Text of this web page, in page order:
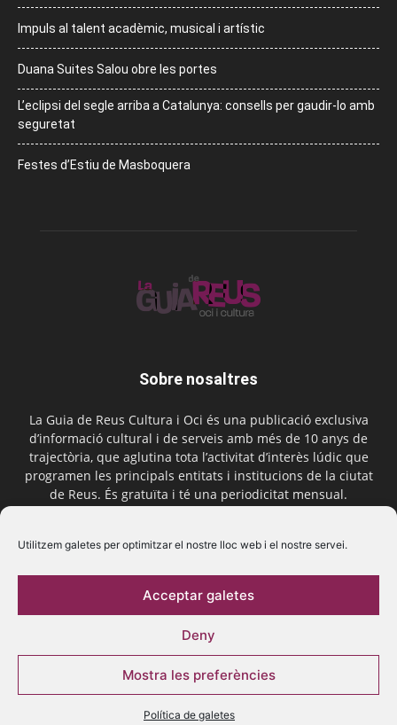
Utilitzem galetes per optimitzar el nostre lloc web i el nostre servei.
Acceptar galetes
Deny
Mostra les preferències
Política de galetes
Impuls al talent acadèmic, musical i artístic
Duana Suites Salou obre les portes
L’eclipsi del segle arriba a Catalunya: consells per gaudir-lo amb
seguretat
Festes d’Estiu de Masboquera
Sobre nosaltres
La Guia de Reus Cultura i Oci és una publicació exclusiva
d’informació cultural i de serveis amb més de 10 anys de
trajectòria, que aglutina tota l’activitat d’interès lúdic que
programen les principals entitats i institucions de la ciutat
de Reus. És gratuïta i té una periodicitat mensual.
Segueix-nos
© 2016 La Guia de Reus | Creada per Be Marketing